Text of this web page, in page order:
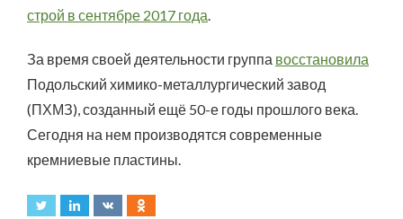
строй в сентябре 2017 года.
За время своей деятельности группа восстановила
Подольский химико-металлургический завод
(ПХМЗ), созданный ещё 50-е годы прошлого века.
Сегодня на нем производятся современные
кремниевые пластины.